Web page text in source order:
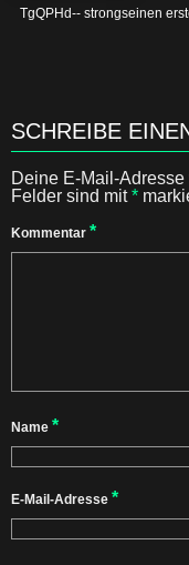
TgQPHd-- strongseinen
SCHREIBE
Deine E-Mail-
Felder sind mit*
Kommentar *
Name *
E-Mail-Adresse *